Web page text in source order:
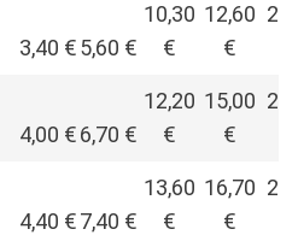
3,40 €5,60 €
10,30
€
12,60
€
4,00 €6,70 €
12,20
€
15,00
€
4,40 €7,40 €
13,60
€
16,70
€